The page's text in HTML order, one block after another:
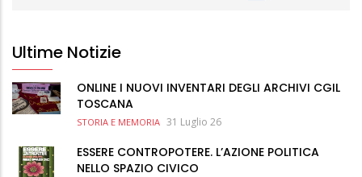
Ultime Notizie
ONLINE I NUOVI INVENTARI DEGLI ARCHIVI CGIL
TOSCANA
STORIA E MEMORIA 31 Luglio 26
ESSERE CONTROPOTERE. L’AZIONE POLITICA
NELLO SPAZIO CIVICO